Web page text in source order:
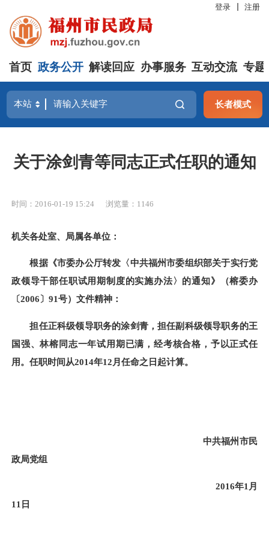
登录 注册
首页 政务公开 解读回应 办事服务 互动交流 专题
长者模式
关于涂剑青等同志正式任职的通知
时间：2016-01-19 15:24 浏览量：1146
机关各处室、局属各单位：
根据《市委办公厅转发〈中共福州市委组织部关于实行党
政领导干部任职试用期制度的实施办法〉的通知》（榕委办
〔2006〕 91号）文件精神：
担任正科级领导职务的涂剑青，担任副科级领导职务的王
国强、林榕同志一年试用期已满，经考核合格，予以正式任
用。任职时间从2014年12月任命之日起计算。
中共福州市民
政局党组
2016年1 月
11 日